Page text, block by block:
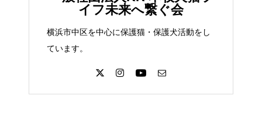
イフ未来へ繋ぐ会
横浜市中区を中心に保護猫・保護犬活動をし
ています。